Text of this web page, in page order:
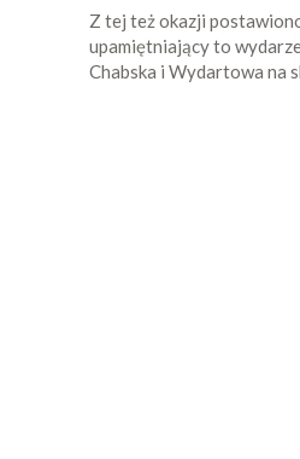
Z tej też okazji
upamiętniający to
Chabska i Wydartowa na